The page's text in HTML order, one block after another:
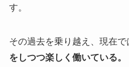
す。
その過去を乗り越え、現在で
をしつつ楽しく働いている。